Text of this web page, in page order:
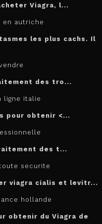
Viagra, l...
en autriche
les plus cachs. Il
des tro...
ligne italie
pour obtenir <...
des t...
securite
viagra cialis et levitr...
hollande
obtenir du Viagra de